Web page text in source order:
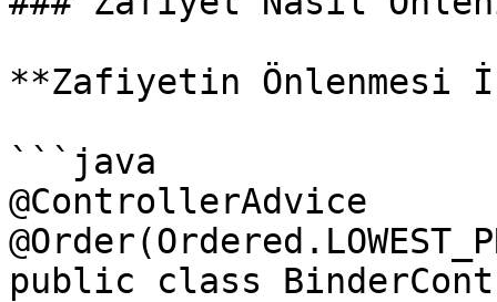
**Zafiyetin Önlenmesi
```java
@ControllerAdvice
public class